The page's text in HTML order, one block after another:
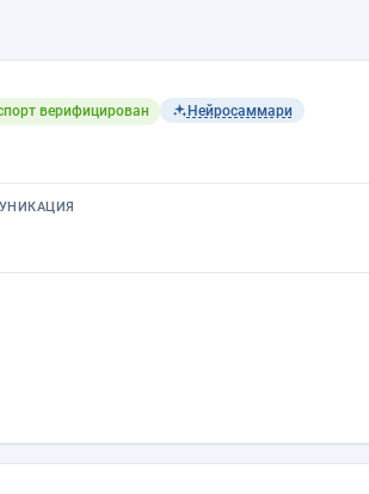
верифицирован Нейросаммари